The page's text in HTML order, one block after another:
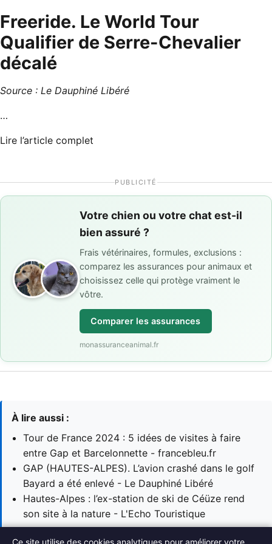
Freeride. Le World Tour
Qualifier de Serre-Chevalier
décalé
Source : Le Dauphiné Libéré
…
Lire l’article complet
PUBLICITÉ
Votre chien ou votre chat est-il
bien assuré ?
Frais vétérinaires, formules, exclusions :
comparez les assurances pour animaux et
choisissez celle qui protège vraiment le
vôtre.
Comparer les assurances
monassuranceanimal.fr
À lire aussi :
Tour de France 2024 : 5 idées de visites à faire
entre Gap et Barcelonnette - francebleu.fr
GAP (HAUTES-ALPES). L’avion crashé dans le golf
Bayard a été enlevé - Le Dauphiné Libéré
Hautes-Alpes : l’ex-station de ski de Céüze rend
son site à la nature - L'Echo Touristique
Ce site utilise des cookies analytiques pour améliorer votre